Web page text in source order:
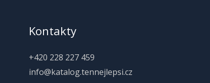
Kontakty
+420 228 227 459
info@katalog.tennejlepsi.cz